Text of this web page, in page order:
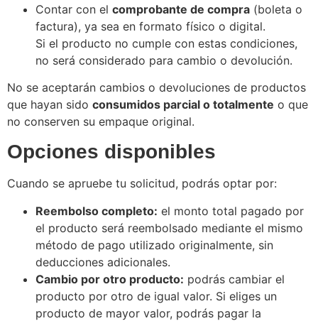
Contar con el comprobante de compra (boleta o
factura), ya sea en formato físico o digital.
Si el producto no cumple con estas condiciones,
no será considerado para cambio o devolución.
No se aceptarán cambios o devoluciones de productos
que hayan sido consumidos parcial o totalmente o que
no conserven su empaque original.
Opciones disponibles
Cuando se apruebe tu solicitud, podrás optar por:
Reembolso completo: el monto total pagado por
el producto será reembolsado mediante el mismo
método de pago utilizado originalmente, sin
deducciones adicionales.
Cambio por otro producto: podrás cambiar el
producto por otro de igual valor. Si eliges un
producto de mayor valor, podrás pagar la